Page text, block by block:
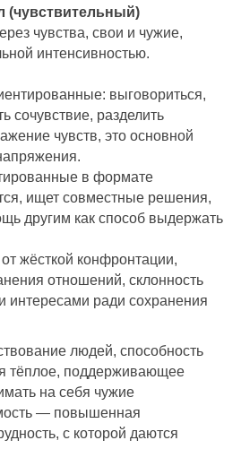
(чувствительный)
чувства, свои и чужие,
интенсивностью.
выговориться,
сочувствие, разделить
чувств, это основной
в формате
ищет совместные решения,
другим как способ выдержать
жёсткой конфронтации,
отношений, склонность
интересами ради сохранения
людей, способность
тёплое, поддерживающее
на себя чужие
— повышенная
с которой даются